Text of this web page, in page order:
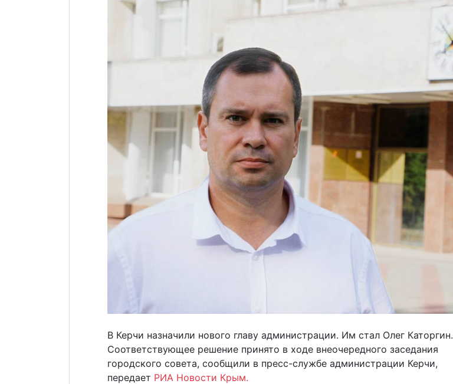
В Керчи назначили нового главу администрации. Им стал Олег Каторгин.
Соответствующее решение принято в ходе внеочередного заседания
городского совета, сообщили в пресс-службе администрации Керчи,
передает РИА Новости Крым.